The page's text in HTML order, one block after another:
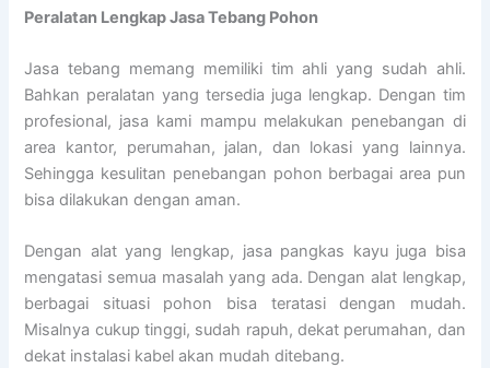
Peralatan Lengkap Jasa Tebang Pohon
Jasa tebang memang memiliki tim ahli yang sudah ahli.
Bahkan peralatan yang tersedia juga lengkap. Dengan tim
profesional, jasa kami mampu melakukan penebangan di
area kantor, perumahan, jalan, dan lokasi yang lainnya.
Sehingga kesulitan penebangan pohon berbagai area pun
bisa dilakukan dengan aman.
Dengan alat yang lengkap, jasa pangkas kayu juga bisa
mengatasi semua masalah yang ada. Dengan alat lengkap,
berbagai situasi pohon bisa teratasi dengan mudah.
Misalnya cukup tinggi, sudah rapuh, dekat perumahan, dan
dekat instalasi kabel akan mudah ditebang.